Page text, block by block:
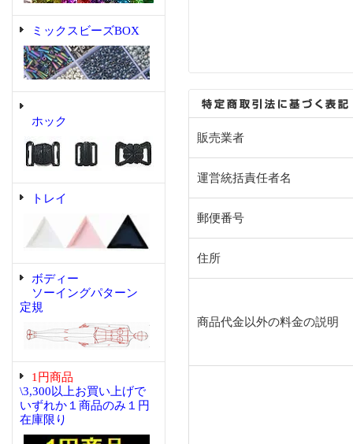
ミックスビーズBOX
ホック
トレイ
ボディー
ソーイングパターン
定規
1円商品
\3,300以上お買い上げで
いずれか１商品のみ１円
在庫限り
販売業者
運営統括責任者名
郵便番号
住所
商品代金以外の料金の説明